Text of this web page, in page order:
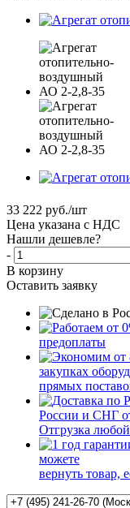
33 222 руб./шт
Цена указана с НДС
Нашли дешевле?
-
В корзину
Оставить заявку
предоплаты
закупках
прямых
России и СНГ
Отгрузка
можете
вернуть товар,